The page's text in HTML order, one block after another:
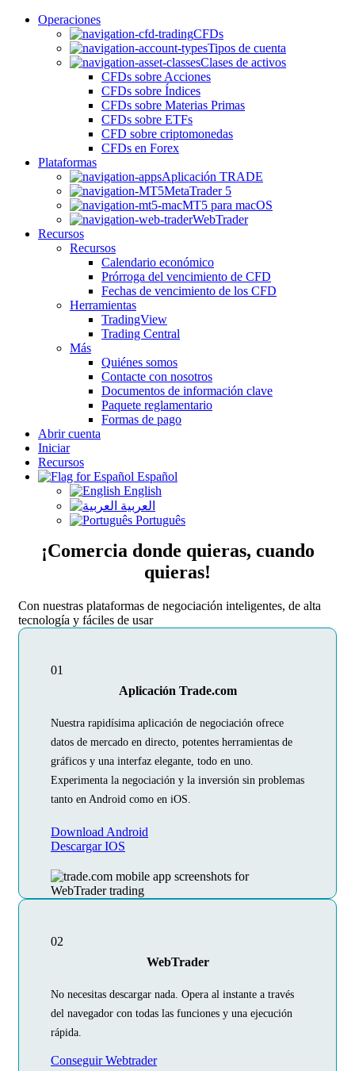
Operaciones
CFDs
Tipos de cuenta
Clases de activos
CFDs sobre Acciones
CFDs sobre Índices
CFDs sobre Materias Primas
CFDs sobre ETFs
CFD sobre criptomonedas
CFDs en Forex
Plataformas
Aplicación TRADE
MetaTrader 5
MT5 para macOS
WebTrader
Recursos
Recursos
Calendario económico
Prórroga del vencimiento de CFD
Fechas de vencimiento de los CFD
Herramientas
TradingView
Trading Central
Más
Quiénes somos
Contacte con nosotros
Documentos de información clave
Paquete reglamentario
Formas de pago
Abrir cuenta
Iniciar
Recursos
Español
English
العربية
Português
¡Comercia donde quieras, cuando
quieras!
Con nuestras plataformas de negociación inteligentes, de alta
tecnología y fáciles de usar
01
Aplicación Trade.com
Nuestra rapidísima aplicación de negociación ofrece
datos de mercado en directo, potentes herramientas de
gráficos y una interfaz elegante, todo en uno.
Experimenta la negociación y la inversión sin problemas
tanto en Android como en iOS.
Download Android
Descargar IOS
02
WebTrader
No necesitas descargar nada. Opera al instante a través
del navegador con todas las funciones y una ejecución
rápida.
Conseguir Webtrader